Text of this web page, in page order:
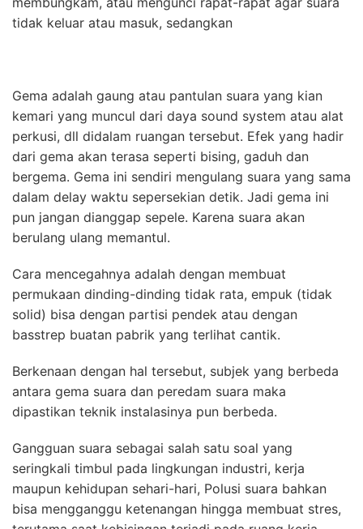
tidak keluar atau masuk, sedangkan
Gema adalah gaung atau pantulan suara yang kian
kemari yang muncul dari daya sound system atau alat
perkusi, dll didalam ruangan tersebut. Efek yang hadir
dari gema akan terasa seperti bising, gaduh dan
bergema. Gema ini sendiri mengulang suara yang sama
dalam delay waktu sepersekian detik. Jadi gema ini
pun jangan dianggap sepele. Karena suara akan
berulang ulang memantul.
Cara mencegahnya adalah dengan membuat
permukaan dinding-dinding tidak rata, empuk (tidak
solid) bisa dengan partisi pendek atau dengan
basstrep buatan pabrik yang terlihat cantik.
Berkenaan dengan hal tersebut, subjek yang berbeda
antara gema suara dan peredam suara maka
dipastikan teknik instalasinya pun berbeda.
Gangguan suara sebagai salah satu soal yang
seringkali timbul pada lingkungan industri, kerja
maupun kehidupan sehari-hari, Polusi suara bahkan
bisa mengganggu ketenangan hingga membuat stres,